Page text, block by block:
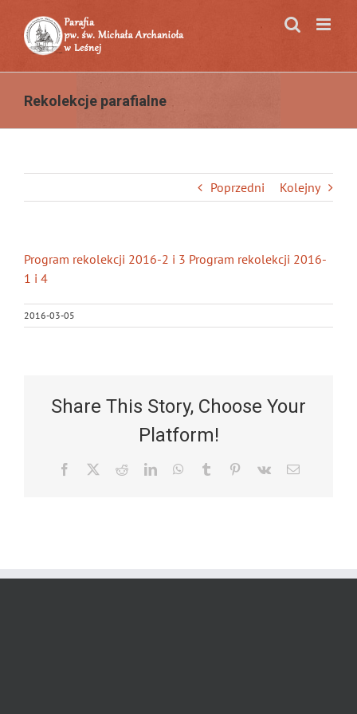
zawartości
Rekolekcje parafialne
Poprzedni Kolejny
Program rekolekcji 2016-2 i 3 Program rekolekcji 2016-
1 i 4
2016-03-05
Share This Story, Choose Your
Platform!
Facebook RedditLinkedInWhatsApp
Tumblr Pinterest
Vk Email